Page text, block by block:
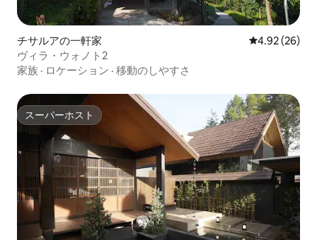
チサルアの一軒家 レビュー26
4.92 (26)
ヴィラ・ウォノト2
家族 · ロケーション · 移動のしやすさ
スーパーホスト
スーパーホスト